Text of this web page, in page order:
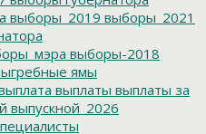
выборы_2019 выборы_2021
выборы-2018
ямы
выплаты выплаты за
выпускной_2026